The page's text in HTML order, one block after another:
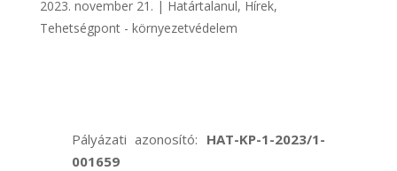
2023. november 21. | Határtalanul, Hírek,
Tehetségpont - környezetvédelem
Pályázati azonosító: HAT-KP-1-2023/1-
001659